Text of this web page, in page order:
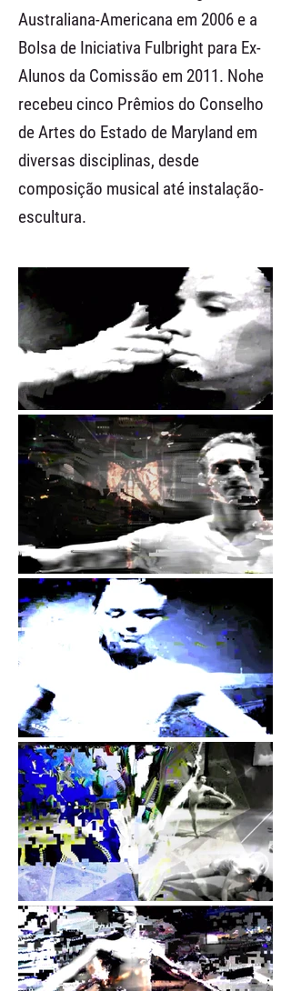
Australiana-Americana em 2006 e a
Bolsa de Iniciativa Fulbright para Ex-
Alunos da Comissão em 2011. Nohe
recebeu cinco Prêmios do Conselho
de Artes do Estado de Maryland em
diversas disciplinas, desde
composição musical até instalação-
escultura.